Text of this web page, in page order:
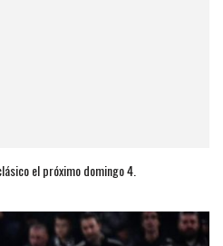
el próximo domingo 4.